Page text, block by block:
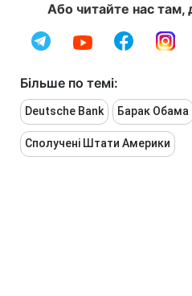
Або читайте нас там,
Більше по темі:
Deutsche Bank Барак Обама
Сполучені Штати Америки